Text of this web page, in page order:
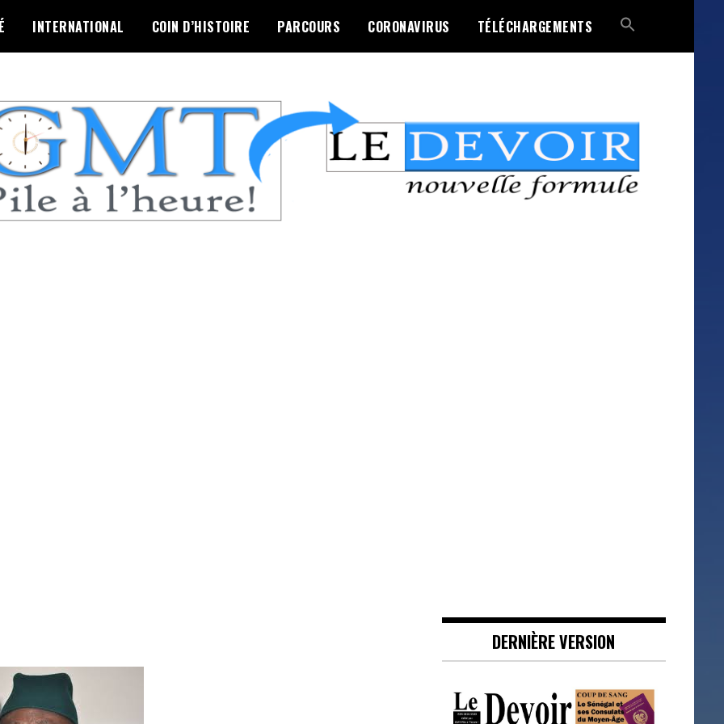
INTERNATIONAL COIN D’HISTOIRE PARCOURS CORONAVIRUS TÉLÉCHARGEMENTS
DERNIÈRE VERSION